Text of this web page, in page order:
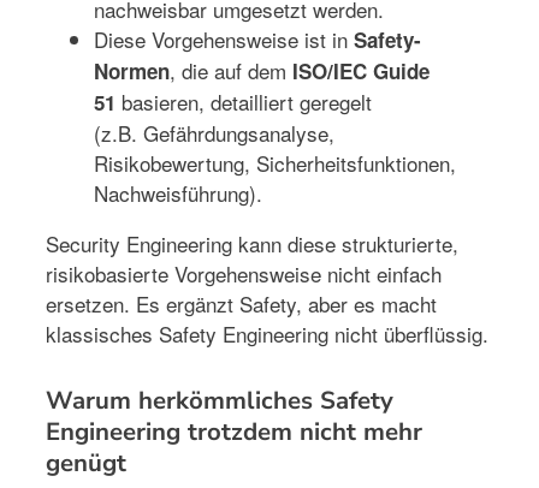
nachweisbar umgesetzt werden.
Diese Vorgehensweise ist in Safety-
Normen, die auf dem ISO/IEC Guide
51 basieren, detailliert geregelt
(z.B. Gefährdungsanalyse,
Risikobewertung, Sicherheitsfunktionen,
Nachweisführung).
Security Engineering kann diese strukturierte,
risikobasierte Vorgehensweise nicht einfach
ersetzen. Es ergänzt Safety, aber es macht
klassisches Safety Engineering nicht überflüssig.
Warum herkömmliches Safety
Engineering trotzdem nicht mehr
genügt